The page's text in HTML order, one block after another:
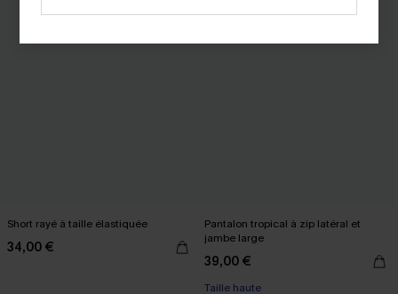
Short rayé à taille élastiquée
34,00 €
Pantalon tropical à zip latéral et
jambe large
39,00 €
Taille haute